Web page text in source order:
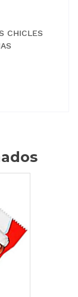
CHICLES